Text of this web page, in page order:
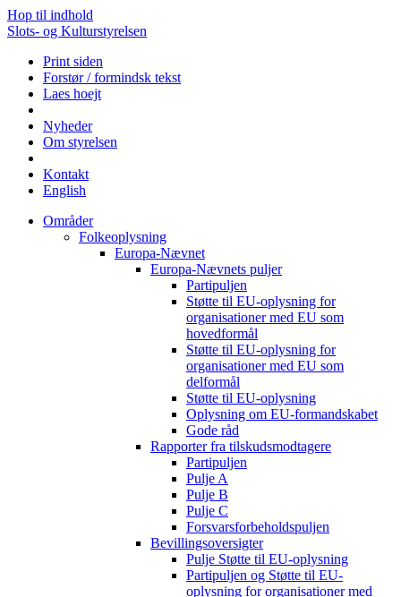
Hop til indhold
Slots- og Kulturstyrelsen
Print siden
Forstør / formindsk tekst
Laes hoejt
Nyheder
Om styrelsen
Kontakt
English
Områder
Folkeoplysning
Europa-Nævnet
Europa-Nævnets puljer
Partipuljen
Støtte til EU-oplysning for
organisationer med EU som
hovedformål
Støtte til EU-oplysning for
organisationer med EU som
delformål
Støtte til EU-oplysning
Oplysning om EU-formandskabet
Gode råd
Rapporter fra tilskudsmodtagere
Partipuljen
Pulje A
Pulje B
Pulje C
Forsvarsforbeholdspuljen
Bevillingsoversigter
Pulje Støtte til EU-oplysning
Partipuljen og Støtte til EU-
oplysning for organisationer med